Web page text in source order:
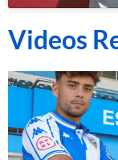
Videos